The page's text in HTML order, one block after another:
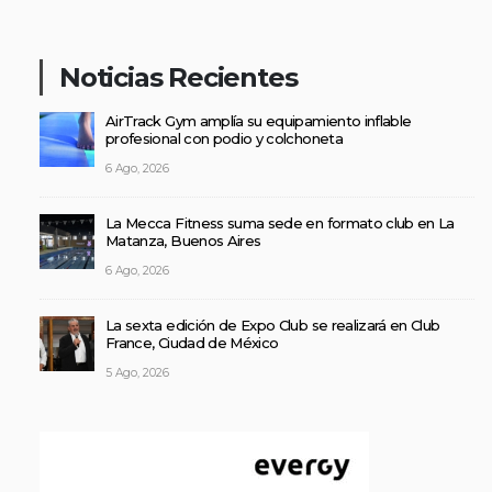
Noticias Recientes
AirTrack Gym amplía su equipamiento inflable
profesional con podio y colchoneta
6 Ago, 2026
La Mecca Fitness suma sede en formato club en La
Matanza, Buenos Aires
6 Ago, 2026
La sexta edición de Expo Club se realizará en Club
France, Ciudad de México
5 Ago, 2026